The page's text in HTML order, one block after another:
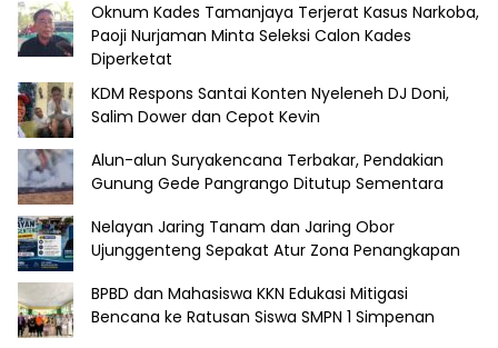
Oknum Kades Tamanjaya Terjerat Kasus Narkoba,
Paoji Nurjaman Minta Seleksi Calon Kades
Diperketat
KDM Respons Santai Konten Nyeleneh DJ Doni,
Salim Dower dan Cepot Kevin
Alun-alun Suryakencana Terbakar, Pendakian
Gunung Gede Pangrango Ditutup Sementara
Nelayan Jaring Tanam dan Jaring Obor
Ujunggenteng Sepakat Atur Zona Penangkapan
BPBD dan Mahasiswa KKN Edukasi Mitigasi
Bencana ke Ratusan Siswa SMPN 1 Simpenan